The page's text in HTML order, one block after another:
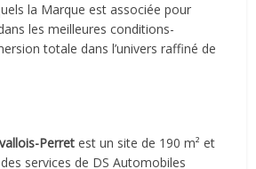
la Marque est associée pour
les meilleures conditions-
totale dans l’univers raffiné de
Perret est un site de 190 m² et
services de DS Automobiles